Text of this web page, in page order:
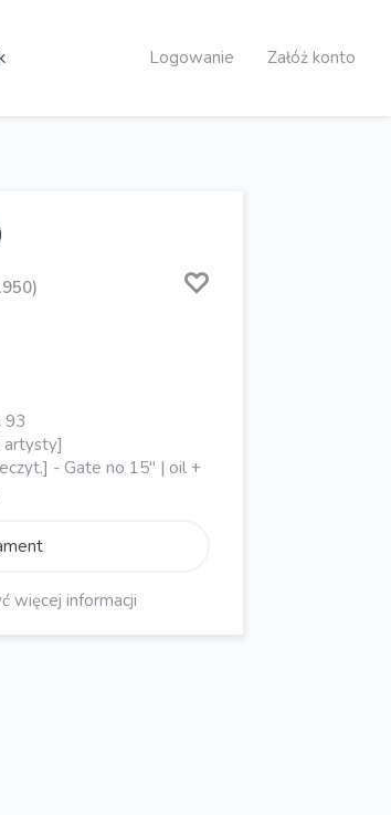
Logowanie Załóż konto
93
artysty]
- Gate no 15" | oil +
więcej informacji